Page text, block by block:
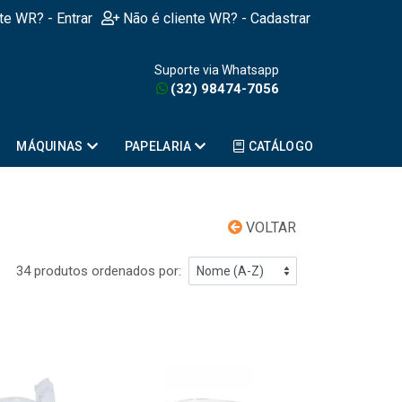
WR? - Entrar Não é cliente WR? - Cadastrar
Suporte via Whatsapp
(32) 98474-7056
MÁQUINAS PAPELARIA CATÁLOGO
VOLTAR
34 produtos ordenados por: